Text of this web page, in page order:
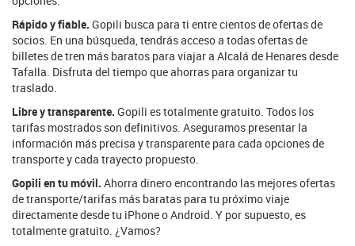
Rápido y fiable. Gopili busca para ti entre cientos de ofertas de
socios. En una búsqueda, tendrás acceso a todas ofertas de
billetes de tren más baratos para viajar a Alcalá de Henares desde
Tafalla. Disfruta del tiempo que ahorras para organizar tu
traslado.
Libre y transparente. Gopili es totalmente gratuito. Todos los
tarifas mostrados son definitivos. Aseguramos presentar la
información más precisa y transparente para cada opciones de
transporte y cada trayecto propuesto.
Gopili en tu móvil. Ahorra dinero encontrando las mejores ofertas
de transporte/tarifas más baratas para tu próximo viaje
directamente desde tu iPhone o Android. Y por supuesto, es
totalmente gratuito. ¿Vamos?